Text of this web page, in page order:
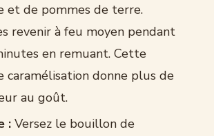
et de pommes de terre.
revenir à feu moyen pendant
en remuant. Cette
caramélisation donne plus de
au goût.
: Versez le bouillon de